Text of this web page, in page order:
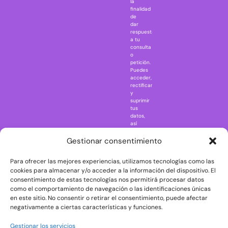
Gestionar consentimiento
Para ofrecer las mejores experiencias, utilizamos tecnologías como las
cookies para almacenar y/o acceder a la información del dispositivo. El
consentimiento de estas tecnologías nos permitirá procesar datos
como el comportamiento de navegación o las identificaciones únicas
en este sitio. No consentir o retirar el consentimiento, puede afectar
negativamente a ciertas características y funciones.
Gestionar los servicios
Rick and
The Big Bang
Theory
The Blues
Brothers
The Exorcist
The
la
finalidad
de
dar
respuesta
a tu
consulta
o
petición.
Puedes
acceder,
rectificar
y
suprimir
tus
datos,
así
ejercer
consultando
la
información
adicional
y
detallada
sobre